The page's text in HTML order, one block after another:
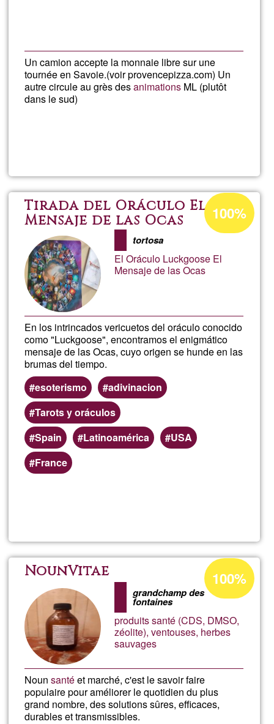
Un camion accepte la monnaie libre sur une
tournée en Savoie.(voir provencepizza.com) Un
autre circule au grès desanimations ML (plutôt
dans le sud)
Tirada del Oráculo El
Mensaje de las Ocas
tortosa
El Oráculo Luckgoose El
Mensaje de las Ocas
En los intrincados vericuetos del oráculo conocido
como "Luckgoose", encontramos el enigmático
mensaje de las Ocas, cuyo origen se hunde en las
brumas del tiempo.
esoterismo
adivinacion
Tarots y oráculos
Spain
Latinoamérica
USA
France
Percentatge
d'acceptació
de
G1
100%
del
El
NounVitae
grandchamp des
fontaines
produits santé (CDS, DMSO,
zéolite), ventouses, herbes
sauvages
Nounsantéet marché, c'est le savoir faire
populaire pour améliorer le quotidien du plus
grand nombre, des solutions sûres, efficaces,
durables et transmissibles.
Percentatge
d'acceptació
de
G1
100%